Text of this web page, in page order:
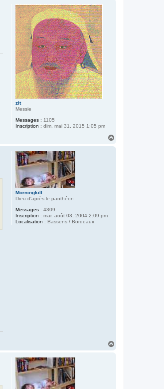
zit
Messie
Messages : 1105
Inscription : dim. mai 31, 2015 1:05 pm
Morningkill
Dieu d'après le panthéon
Messages : 4309
Inscription : mar. août 03, 2004 2:09 pm
Localisation : Bassens / Bordeaux